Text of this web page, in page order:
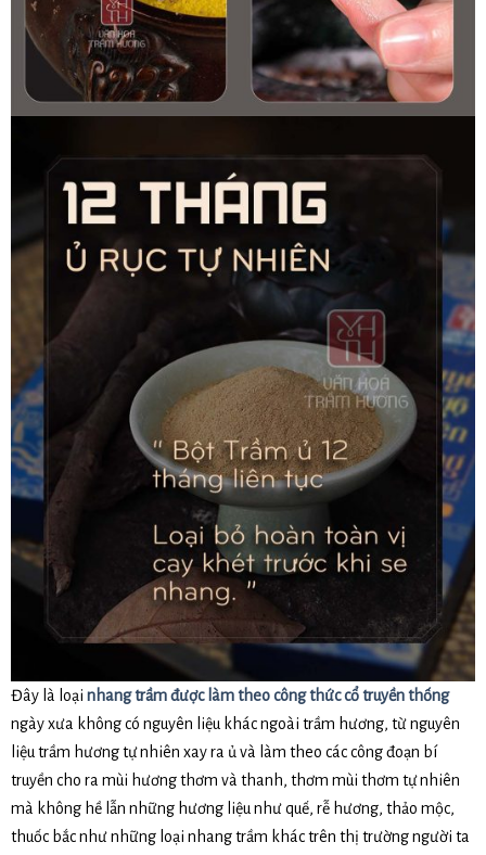
Đây là loại nhang trầm được làm theo công thức cổ truyền thống
ngày xưa không có nguyên liệu khác ngoài trầm hương, từ nguyên
liệu trầm hương tự nhiên xay ra ủ và làm theo các công đoạn bí
truyền cho ra mùi hương thơm và thanh, thơm mùi thơm tự nhiên
mà không hề lẫn những hương liệu như quế, rễ hương, thảo mộc,
thuốc bắc như những loại nhang trầm khác trên thị trường người ta